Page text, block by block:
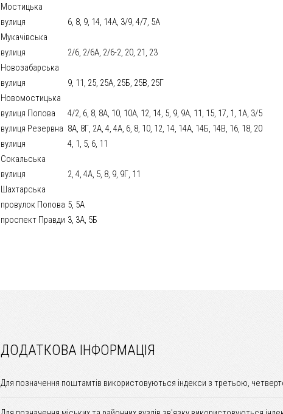
Мостицька
вулиця
Мукачівська
6, 8, 9, 14, 14А, 3/9, 4/7, 5А
вулиця
Новозабарська
2/6, 2/6А, 2/6-2, 20, 21, 23
вулиця
Новомостицька
9, 11, 25, 25А, 25Б, 25В, 25Г
вулиця Попова
4/2, 6, 8, 8А, 10, 10А, 12, 14, 5, 9, 9А, 11, 15, 17, 1, 1А, 3/5
вулиця Резервна 8А, 8Г, 2А, 4, 4А, 6, 8, 10, 12, 14, 14А, 14Б, 14В, 16, 18, 20
вулиця
Сокальська
4, 1, 5, 6, 11
вулиця
Шахтарська
2, 4, 4А, 5, 8, 9, 9Г, 11
провулок Попова 5, 5А
проспект Правди 3, 3А, 5Б
ДОДАТКОВА ІНФОРМАЦІЯ
Для позначення поштамтів використовуються індекси з третьою,